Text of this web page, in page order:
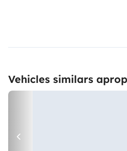
Vehicles similars